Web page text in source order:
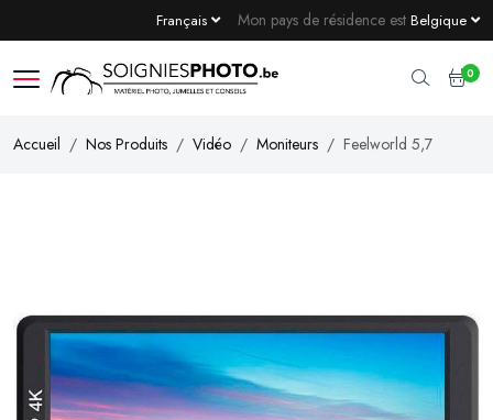
Mon pays de résidence est Belgique
Français
0
Accueil Nos Produits Vidéo Moniteurs Feelworld 5,7